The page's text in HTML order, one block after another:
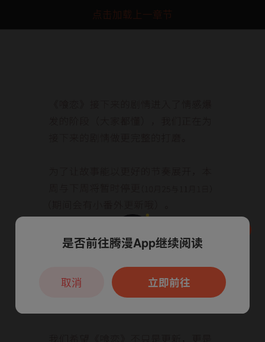
点击加载上一章节
本章节仅支持App阅读，可打开App新用
户7天免费看
是否前往腾漫App继续阅读
立即前往
取消